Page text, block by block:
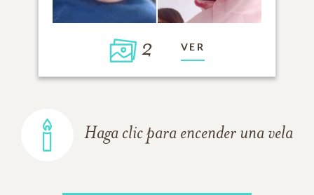
2 VER
Haga clic para encender una vela